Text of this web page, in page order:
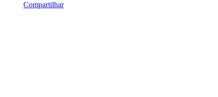
Compartilhar